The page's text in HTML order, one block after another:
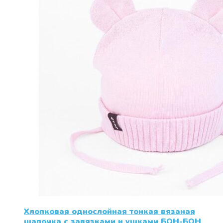
товара.
Хлопковая однослойная тонкая вязаная